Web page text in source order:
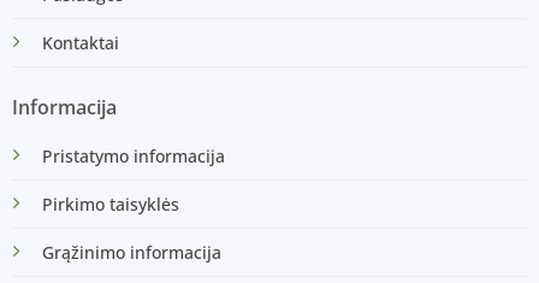
Kontaktai
Informacija
Pristatymo informacija
Pirkimo taisyklės
Grąžinimo informacija